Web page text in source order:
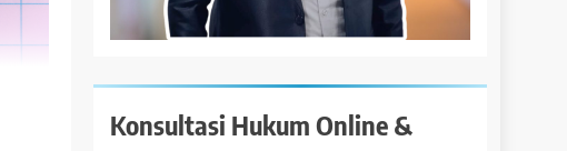
Konsultasi Hukum Online &